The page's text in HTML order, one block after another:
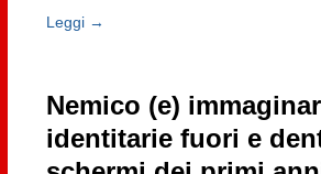
Leggi →
Nemico (e)
identitarie fuori e